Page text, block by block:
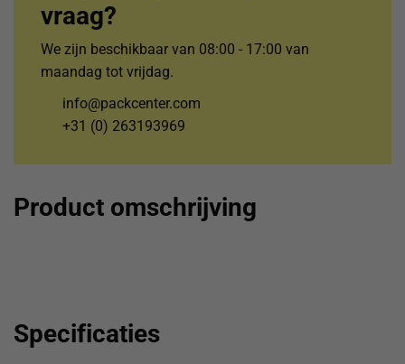
vraag?
We zijn beschikbaar van 08:00 - 17:00 van
maandag tot vrijdag.
info@packcenter.com
+31 (0) 263193969
Product omschrijving
Specificaties